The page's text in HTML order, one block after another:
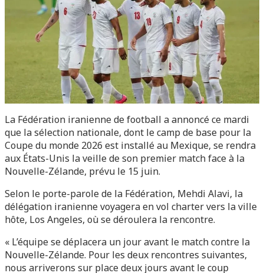
La Fédération iranienne de football a annoncé ce mardi
que la sélection nationale, dont le camp de base pour la
Coupe du monde 2026 est installé au Mexique, se rendra
aux États-Unis la veille de son premier match face à la
Nouvelle-Zélande, prévu le 15 juin.
Selon le porte-parole de la Fédération, Mehdi Alavi, la
délégation iranienne voyagera en vol charter vers la ville
hôte, Los Angeles, où se déroulera la rencontre.
« L’équipe se déplacera un jour avant le match contre la
Nouvelle-Zélande. Pour les deux rencontres suivantes,
nous arriverons sur place deux jours avant le coup